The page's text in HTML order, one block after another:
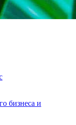
бизнеса и